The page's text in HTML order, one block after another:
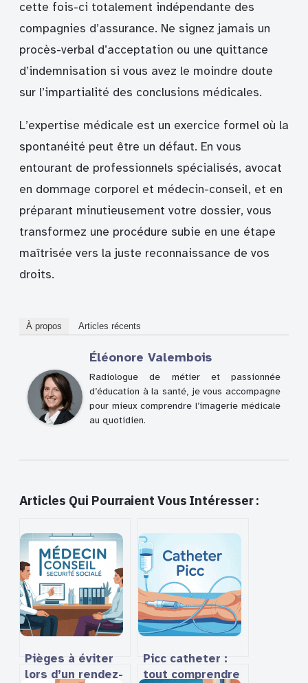
cette fois-ci totalement indépendante des
compagnies d’assurance. Ne signez jamais un
procès-verbal d’acceptation ou une quittance
d’indemnisation si vous avez le moindre doute
sur l’impartialité des conclusions médicales.
L’expertise médicale est un exercice formel où la
spontanéité peut être un défaut. En vous
entourant de professionnels spécialisés, avocat
en dommage corporel et médecin-conseil, et en
préparant minutieusement votre dossier, vous
transformez une procédure subie en une étape
maîtrisée vers la juste reconnaissance de vos
droits.
À propos Articles récents
Éléonore Valembois
Radiologue de métier et passionnée
d’éducation à la santé, je vous accompagne
pour mieux comprendre l’imagerie médicale
au quotidien.
Articles Qui Pourraient Vous Intéresser :
Pièges à éviter
lors d’un rendez-
Picc catheter :
tout comprendre